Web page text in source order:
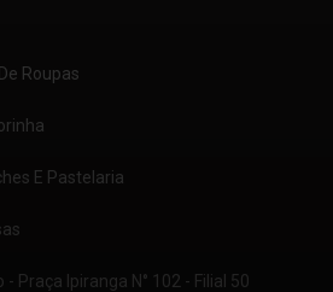
Roupas
E Pastelaria
- Praça Ipiranga N° 102 - Filial 50